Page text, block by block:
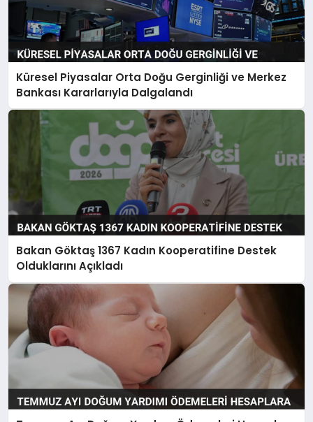
Küresel Piyasalar Orta Doğu Gerginliği ve Merkez
Bankası Kararlarıyla Dalgalandı
Bakan Göktaş 1367 Kadın Kooperatifine Destek
Olduklarını Açıkladı